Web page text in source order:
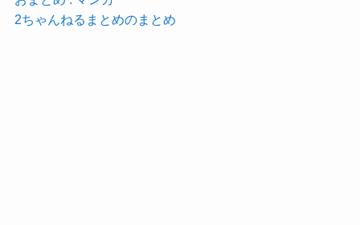
2ちゃんねるまとめのまとめ